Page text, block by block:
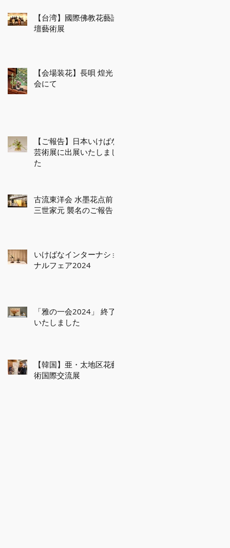
【台湾】國際佛教花藝論
壇藝術展
【会場装花】長唄 煌光
会にて
【ご報告】日本いけばな
芸術展に出展いたしまし
た
古流東洋会 水墨花点前
三世家元 襲名のご報告
いけばなインターナショ
ナルフェア2024
「雅の一会2024」 終了
いたしました
【韓国】亜・太地区花藝
術国際交流展